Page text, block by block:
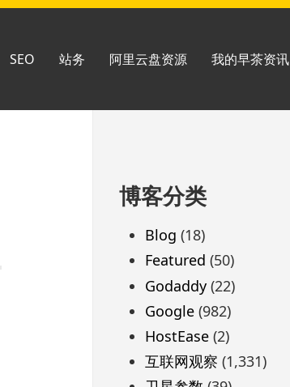
SEO 站务 阿里云盘资源 我的早茶资讯
至
脚
博客分类
Blog (18)
Featured (50)
Godaddy(22)
Google(982)
HostEase(2)
互联网观察 (1,331)